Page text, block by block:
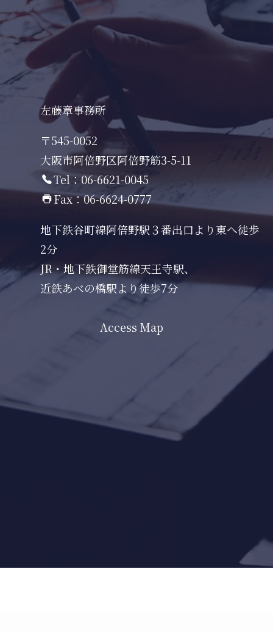
左藤章事務所
〒545-0052
大阪市阿倍野区阿倍野筋3-5-11
Tel：06-6621-0045
Fax：06-6624-0777
地下鉄谷町線阿倍野駅３番出口より東へ徒歩
2分
JR・地下鉄御堂筋線天王寺駅、
近鉄あべの橋駅より徒歩7分
Access Map